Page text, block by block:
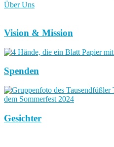
Über Uns
Vision & Mission
Spenden
Gesichter